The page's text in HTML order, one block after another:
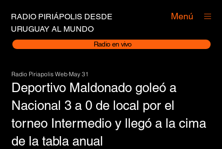
RADIO PIRIÁPOLIS DESDE
URUGUAY AL MUNDO
Radio en vivo
Menú
Deportivo Maldonado goleó a
Nacional 3 a 0 de local por el
torneo Intermedio y llegó a la cima
de la tabla anual
Radio Piriapolis Web May 31